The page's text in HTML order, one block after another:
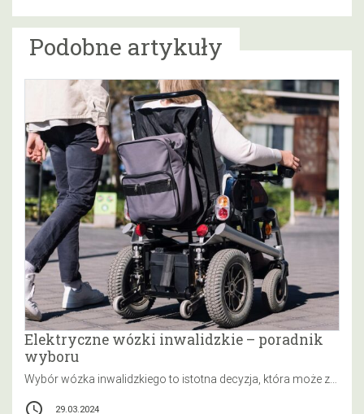
Podobne artykuły
Elektryczne wózki inwalidzkie – poradnik
wyboru
Wybór wózka inwalidzkiego to istotna decyzja, która może znacząco wpłynąć na komfort życia osób niepełnosprawnych. Wózki inwalidzkie elektryczne stanowią doskonałą…
access_time 29.03.2024